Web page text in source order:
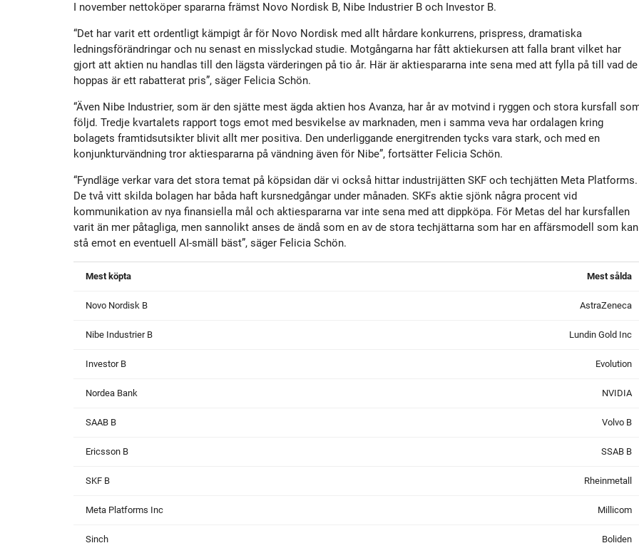
Kultur
Organisation
Avanza Fonder
Placera
Kalender
Förlagslån
Valberedning
Incitamentsprogram
I november nettoköper spararna främst Novo Nordisk B, Nibe Industrier B och Investor B.
“Det har varit ett ordentligt kämpigt år för Novo Nordisk med allt hårdare konkurrens, prispress, dramatiska
ledningsförändringar och nu senast en misslyckad studie. Motgångarna har fått aktiekursen att falla brant vilket har
gjort att aktien nu handlas till den lägsta värderingen på tio år. Här är aktiespararna inte sena med att fylla på till vad de
hoppas är ett rabatterat pris”, säger Felicia Schön.
“Även Nibe Industrier, som är den sjätte mest ägda aktien hos Avanza, har år av motvind i ryggen och stora kursfall
följd. Tredje kvartalets rapport togs emot med besvikelse av marknaden, men i samma veva har ordalagen kring
bolagets framtidsutsikter blivit allt mer positiva. Den underliggande energitrenden tycks vara stark, och med en
konjunkturvändning tror aktiespararna på vändning även för Nibe”, fortsätter Felicia Schön.
“Fyndläge verkar vara det stora temat på köpsidan där vi också hittar industrijätten SKF och techjätten Meta Platforms.
De två vitt skilda bolagen har båda haft kursnedgångar under månaden. SKFs aktie sjönk några procent vid
kommunikation av nya finansiella mål och aktiespararna var inte sena med att dippköpa. För Metas del har kursfallen
varit än mer påtagliga, men sannolikt anses de ändå som en av de stora techjättarna som har en affärsmodell som kan
stå emot en eventuell AI-smäll bäst”, säger Felicia Schön.
Mest köpta Mest sålda
Novo Nordisk B AstraZeneca
Nibe Industrier B Lundin Gold Inc
Investor B Evolution
Nordea Bank NVIDIA
SAAB B Volvo B
Ericsson B SSAB B
SKF B Rheinmetall
Meta Platforms Inc Millicom
Sinch Boliden